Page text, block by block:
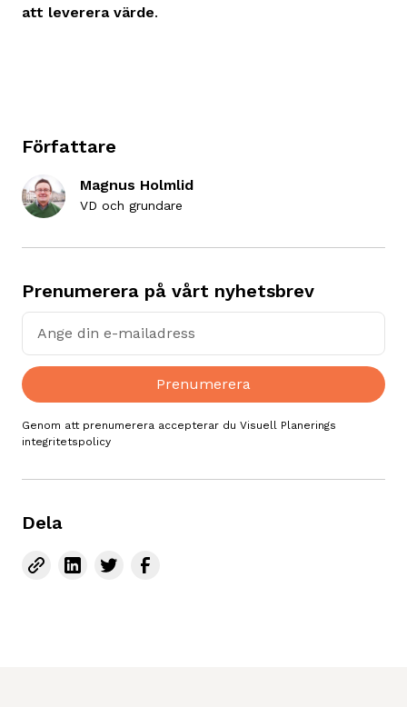
Författare
Magnus Holmlid
VD och grundare
Prenumerera på vårt nyhetsbrev
Genom att prenumerera accepterar du Visuell Planerings
integritetspolicy
Dela
att leverera värde.